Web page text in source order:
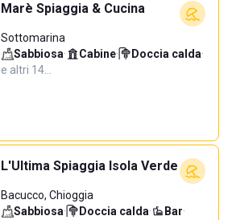
Marè Spiaggia & Cucina
Sottomarina
Sabbiosa· Cabine· Doccia calda·
e altri 14…
L'Ultima Spiaggia Isola Verde
Bacucco, Chioggia
Sabbiosa· Doccia calda· Bar·